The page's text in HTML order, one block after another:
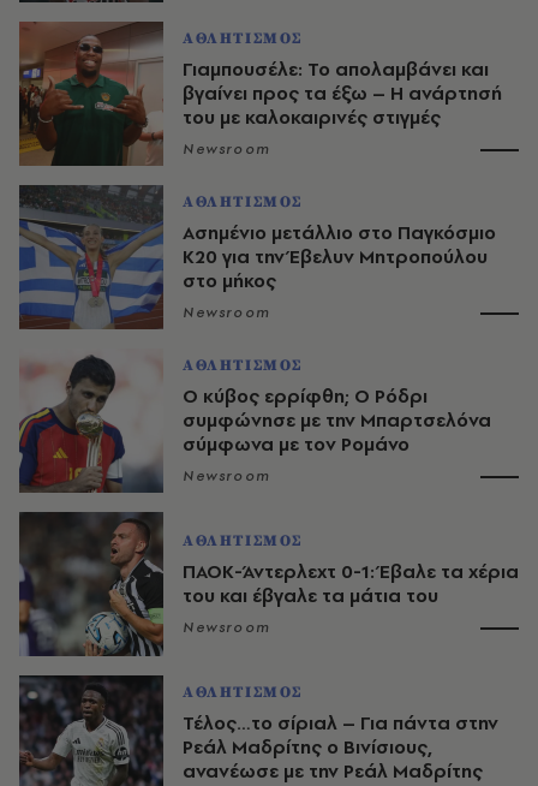
ΑΘΛΗΤΙΣΜΟΣ
Γιαμπουσέλε: Το απολαμβάνει και
βγαίνει προς τα έξω – Η ανάρτησή
του με καλοκαιρινές στιγμές
Newsroom
ΑΘΛΗΤΙΣΜΟΣ
Ασημένιο μετάλλιο στο Παγκόσμιο
Κ20 για την Έβελυν Μητροπούλου
στο μήκος
Newsroom
ΑΘΛΗΤΙΣΜΟΣ
O κύβος ερρίφθη; Ο Ρόδρι
συμφώνησε με την Μπαρτσελόνα
σύμφωνα με τον Ρομάνο
Newsroom
ΑΘΛΗΤΙΣΜΟΣ
ΠΑΟΚ-Άντερλεχτ 0-1: Έβαλε τα χέρια
του και έβγαλε τα μάτια του
Newsroom
ΑΘΛΗΤΙΣΜΟΣ
Τέλος…το σίριαλ – Για πάντα στην
Ρεάλ Μαδρίτης ο Βινίσιους,
ανανέωσε με την Ρεάλ Μαδρίτης